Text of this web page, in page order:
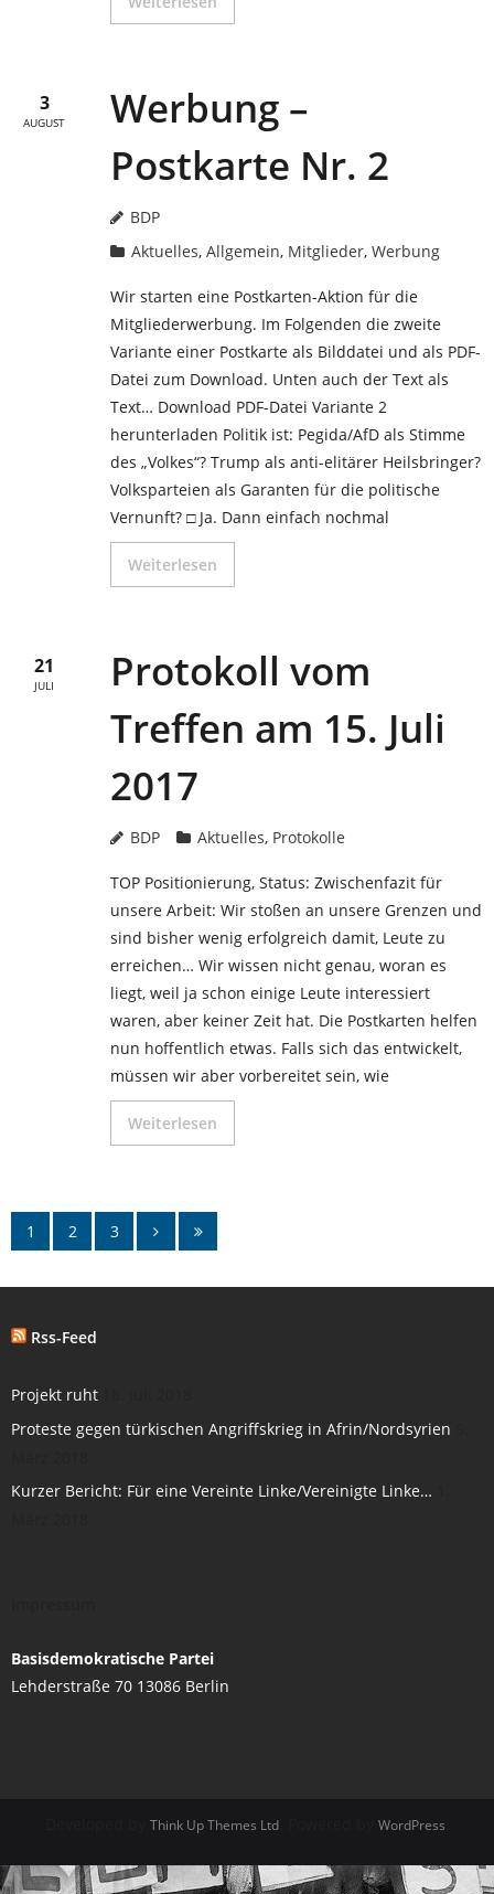
Werbung –
Postkarte Nr. 2
3
AUGUST
BDP
Aktuelles, Allgemein, Mitglieder, Werbung
Wir starten eine Postkarten-Aktion für die
Mitgliederwerbung. Im Folgenden die zweite
Variante einer Postkarte als Bilddatei und als PDF-
Datei zum Download. Unten auch der Text als
Text… Download PDF-Datei Variante 2
herunterladen Politik ist: Pegida/AfD als Stimme
des „Volkes“? Trump als anti-elitärer Heilsbringer?
Volksparteien als Garanten für die politische
Vernunft? □ Ja. Dann einfach nochmal
Weiterlesen
Protokoll vom
Treffen am 15. Juli
2017
21
JULI
BDP Aktuelles, Protokolle
TOP Positionierung, Status: Zwischenfazit für
unsere Arbeit: Wir stoßen an unsere Grenzen und
sind bisher wenig erfolgreich damit, Leute zu
erreichen… Wir wissen nicht genau, woran es
liegt, weil ja schon einige Leute interessiert
waren, aber keiner Zeit hat. Die Postkarten helfen
nun hoffentlich etwas. Falls sich das entwickelt,
müssen wir aber vorbereitet sein, wie
Weiterlesen
1 2 3
Rss-Feed
Projekt ruht
Proteste gegen türkischen Angriffskrieg in Afrin/Nordsyrien
Kurzer Bericht: Für eine Vereinte Linke/Vereinigte Linke…
Basisdemokratische Partei
Lehderstraße 70 13086 Berlin
Think Up Themes Ltd. Powered by WordPress